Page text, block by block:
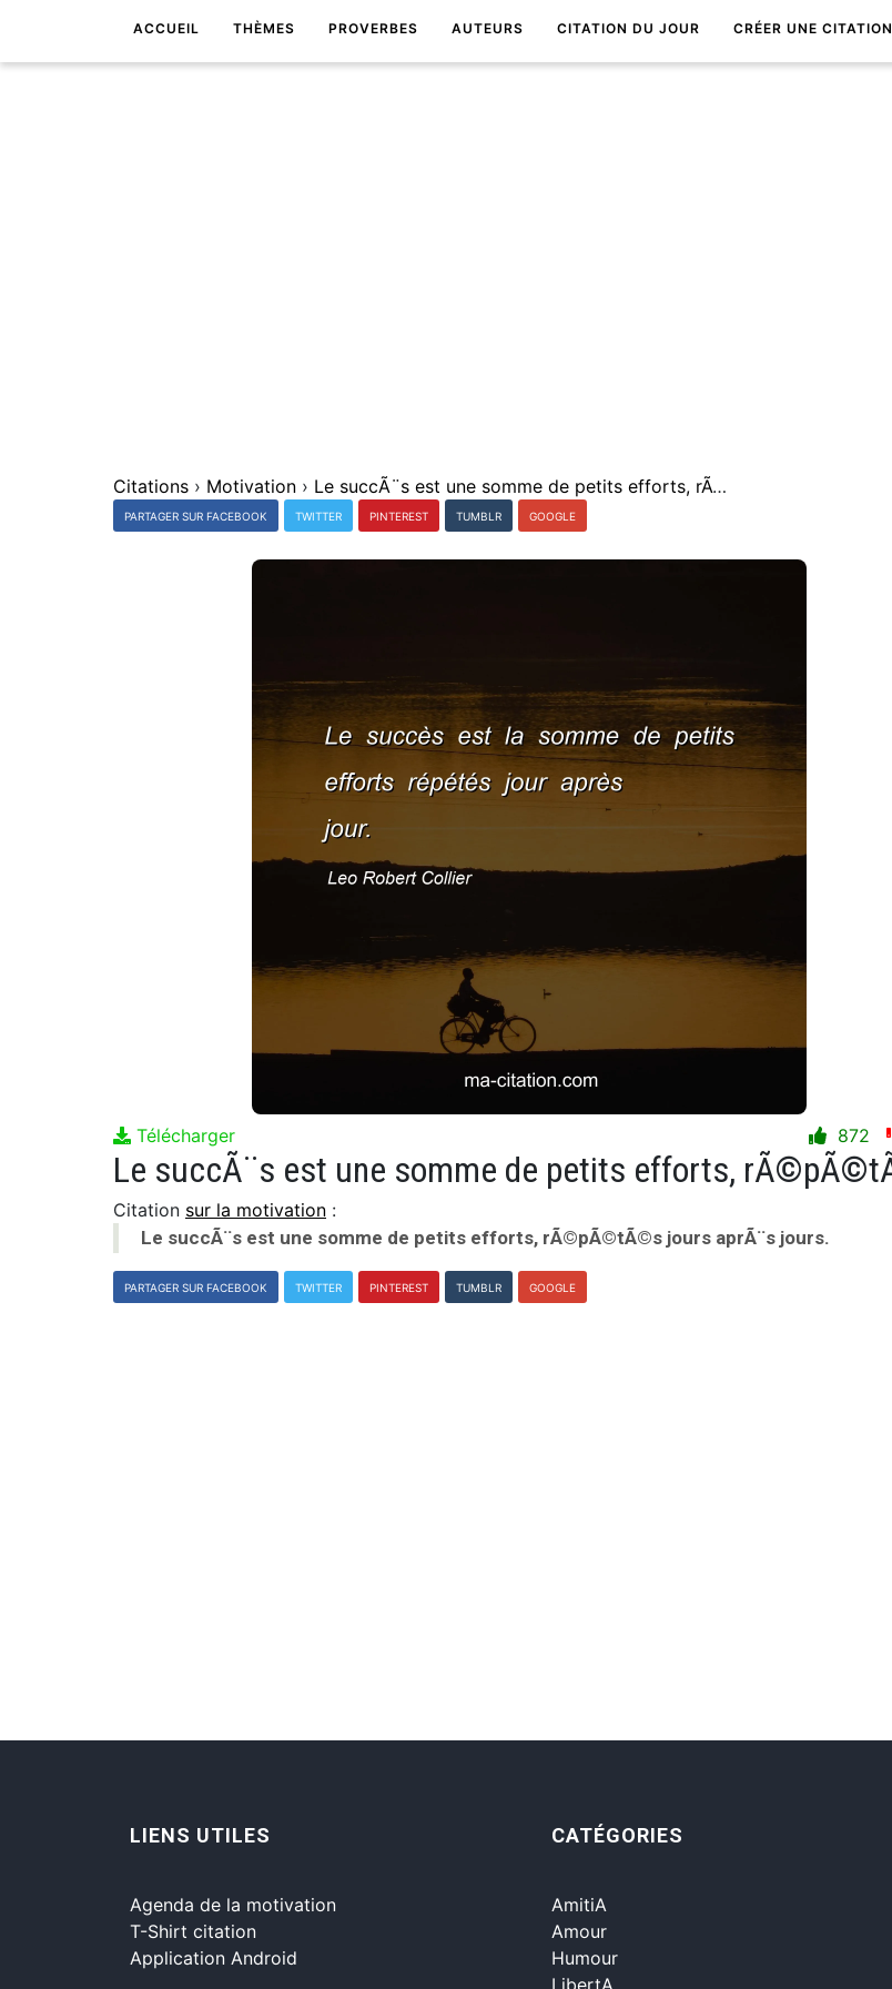
ACCUEIL THÈMES PROVERBES AUTEURS CITATION DU JOUR CRÉER UNE CITATION
Citations › Motivation › Le succÃ¨s est une somme de petits efforts, rÃ©pÃ©tÃ©s jours aprÃ¨s jours.
PARTAGER SUR FACEBOOK TWITTER PINTEREST TUMBLR GOOGLE
Télécharger 872
Citation sur la motivation :
Le succÃ¨s est une somme de petits efforts, rÃ©pÃ©tÃ©s jours aprÃ¨s jours.
PARTAGER SUR FACEBOOK TWITTER PINTEREST TUMBLR GOOGLE
LIENS UTILES
Agenda de la motivation
T-Shirt citation
Application Android
CATÉGORIES
AmitiA
Amour
Humour
LibertA